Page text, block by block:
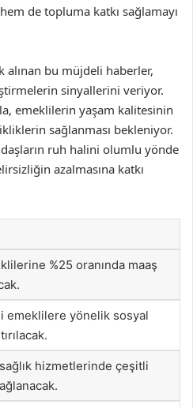
de topluma katkı sağlamayı
bu müjdeli haberler,
sinyallerini veriyor.
emeklilerin yaşam kalitesinin
sağlanması bekleniyor.
ruh halini olumlu yönde
azalmasına katkı
%25 oranında maaş
emeklilere yönelik sosyal
hizmetlerinde çeşitli